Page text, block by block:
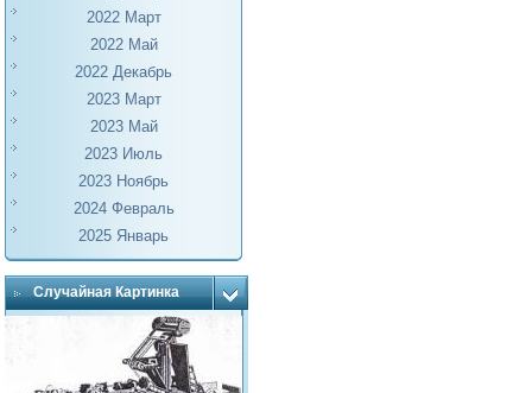
2022 Март
2022 Май
2022 Декабрь
2023 Март
2023 Май
2023 Июль
2023 Ноябрь
2024 Февраль
2025 Январь
Случайная Картинка